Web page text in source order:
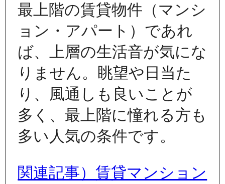
最上階の賃貸物件（マンシ
ョン・アパート）であれ
ば、上層の生活音が気にな
りません。眺望や日当た
り、風通しも良いことが
多く、最上階に憧れる方も
多い人気の条件です。
関連記事）賃貸マンション